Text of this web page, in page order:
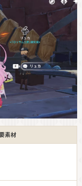
素材